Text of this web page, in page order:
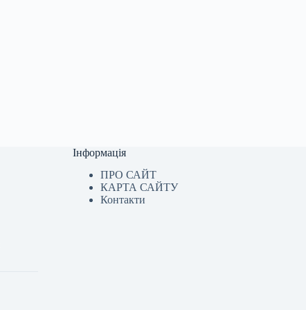
Інформація
ПРО САЙТ
КАРТА САЙТУ
Контакти